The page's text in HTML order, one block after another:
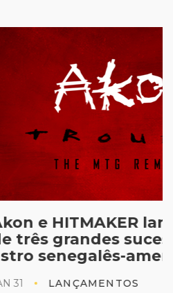
lançam MTGs
sucessos do
americano